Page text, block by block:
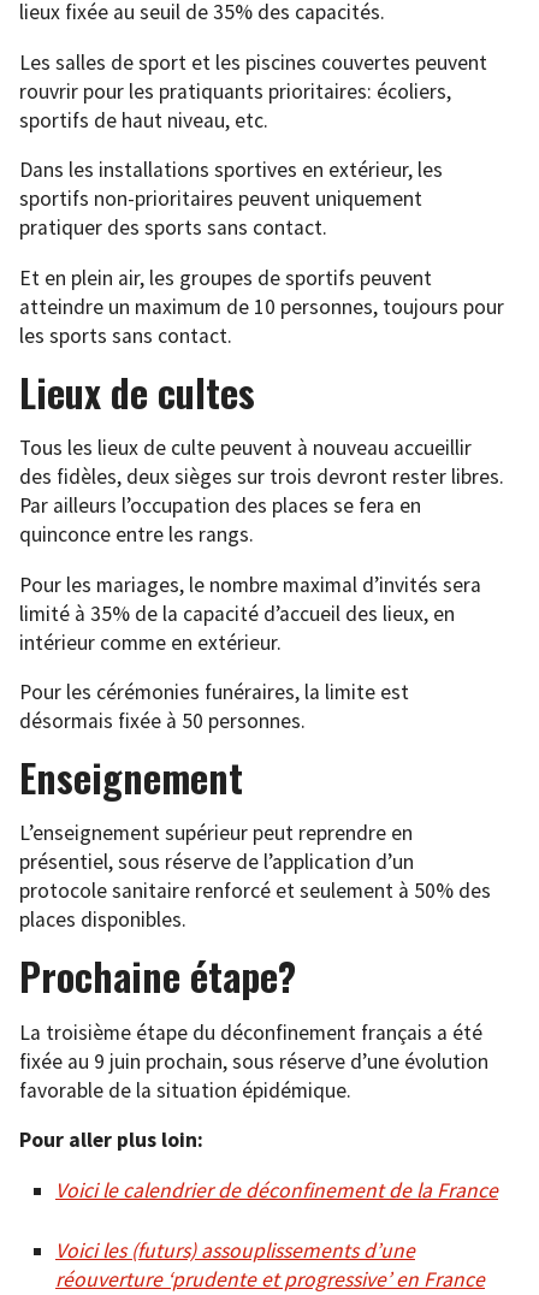
lieux fixée au seuil de 35% des capacités.
Les salles de sport et les piscines couvertes peuvent
rouvrir pour les pratiquants prioritaires: écoliers,
sportifs de haut niveau, etc.
Dans les installations sportives en extérieur, les
sportifs non-prioritaires peuvent uniquement
pratiquer des sports sans contact.
Et en plein air, les groupes de sportifs peuvent
atteindre un maximum de 10 personnes, toujours pour
les sports sans contact.
Lieux de cultes
Tous les lieux de culte peuvent à nouveau accueillir
des fidèles, deux sièges sur trois devront rester libres.
Par ailleurs l’occupation des places se fera en
quinconce entre les rangs.
Pour les mariages, le nombre maximal d’invités sera
limité à 35% de la capacité d’accueil des lieux, en
intérieur comme en extérieur.
Pour les cérémonies funéraires, la limite est
désormais fixée à 50 personnes.
Enseignement
L’enseignement supérieur peut reprendre en
présentiel, sous réserve de l’application d’un
protocole sanitaire renforcé et seulement à 50% des
places disponibles.
Prochaine étape?
La troisième étape du déconfinement français a été
fixée au 9 juin prochain, sous réserve d’une évolution
favorable de la situation épidémique.
Pour aller plus loin:
Voici le calendrier de déconfinement de la France
Voici les (futurs) assouplissements d’une
réouverture ‘prudente et progressive’ en France